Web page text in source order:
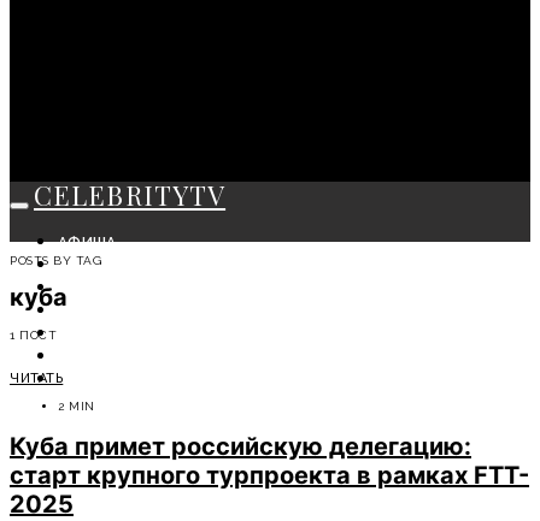
CELEBRITYTV
АФИША
СОБЫТИЯ
КРАСОТА
МОДА
СОВЕТЫ ЭКСПЕРТОВ
POSTS BY TAG
куба
1 ПОСТ
ЧИТАТЬ
2 MIN
Куба примет российскую делегацию:
старт крупного турпроекта в рамках FTT-
2025